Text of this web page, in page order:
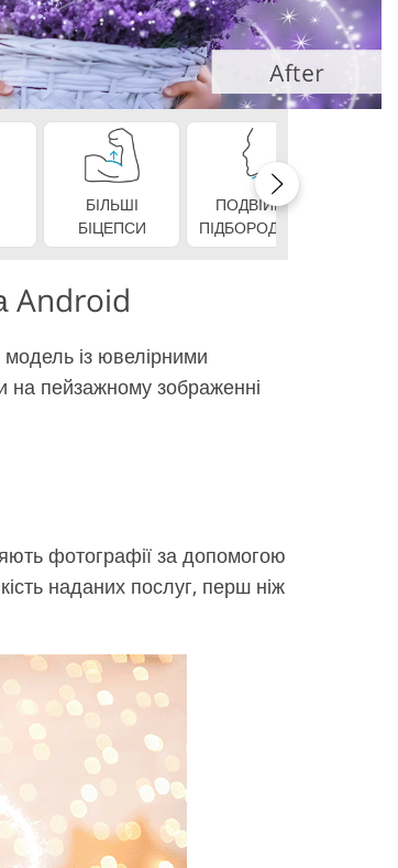
БІЛЬШІ
БІЦЕПСИ
ПОДВІЙНЕ
ПІДБОРОДИЦЯ
Android
із ювелірними
на пейзажному зображенні
фотографії за допомогою
наданих послуг, перш ніж